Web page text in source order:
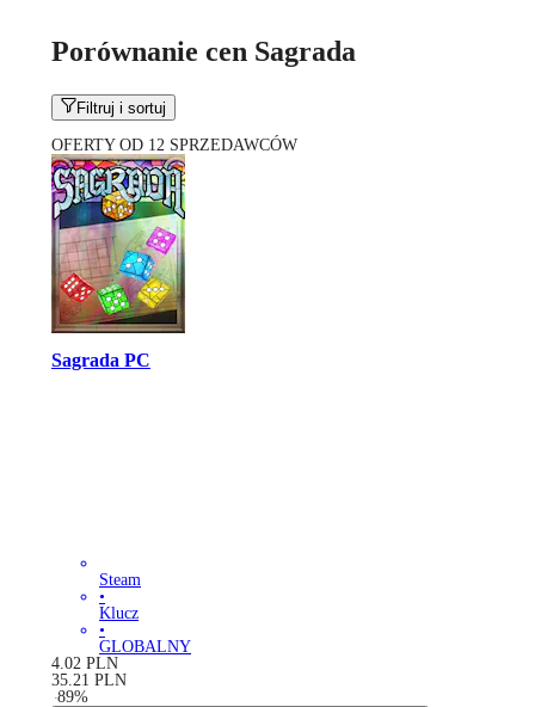
Porównanie cen Sagrada
Filtruj i sortuj
OFERTY OD 12 SPRZEDAWCÓW
Sagrada PC
Steam
•
Klucz
•
GLOBALNY
4.02 PLN
35.21 PLN
-89%